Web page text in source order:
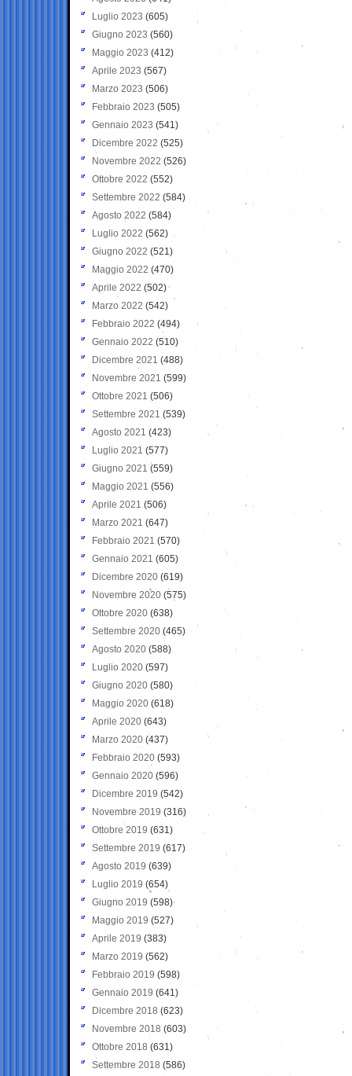
Luglio 2023 (605)
Giugno 2023 (560)
Maggio 2023 (412)
Aprile 2023 (567)
Marzo 2023 (506)
Febbraio 2023 (505)
Gennaio 2023 (541)
Dicembre 2022 (525)
Novembre 2022 (526)
Ottobre 2022 (552)
Settembre 2022 (584)
Agosto 2022 (584)
Luglio 2022 (562)
Giugno 2022 (521)
Maggio 2022 (470)
Aprile 2022 (502)
Marzo 2022 (542)
Febbraio 2022 (494)
Gennaio 2022 (510)
Dicembre 2021 (488)
Novembre 2021 (599)
Ottobre 2021 (506)
Settembre 2021 (539)
Agosto 2021 (423)
Luglio 2021 (577)
Giugno 2021(559)
Maggio 2021 (556)
Aprile 2021 (506)
Marzo 2021 (647)
Febbraio 2021 (570)
Gennaio 2021 (605)
Dicembre 2020 (619)
Novembre 2020 (575)
Ottobre 2020 (638)
Settembre 2020(465)
Agosto 2020 (588)
Luglio 2020 (597)
Giugno 2020 (580)
Maggio 2020 (618)
Aprile 2020 (643)
Marzo 2020 (437)
Febbraio 2020 (593)
Gennaio 2020 (596)
Dicembre 2019 (542)
Novembre 2019 (316)
Ottobre 2019 (631)
Settembre 2019 (617)
Agosto 2019 (639)
Luglio 2019 (654)
Giugno 2019 (598)
Maggio 2019 (527)
Aprile 2019 (383)
Marzo 2019 (562)
Febbraio 2019 (598)
Gennaio 2019 (641)
Dicembre 2018 (623)
Novembre 2018 (603)
Ottobre 2018 (631)
Settembre 2018 (586)